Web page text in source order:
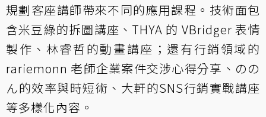
規劃客座講師帶來不同的應用課程。技術面包
含米豆綠​的拆圖講座、THYA 的 VBridger 表情
製作、林睿哲的動畫講座；還有行銷領域的
rariemonn 老師企業案件交涉心得分享​、のの
ん的效率與時短術、大軒的SNS行銷實戰講座
等多樣化內容。